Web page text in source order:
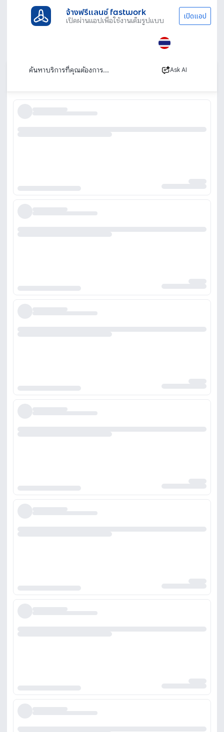
จ้างฟรีแลนซ์ fastwork
เปิดผ่านแอปเพื่อใช้งานเต็มรูปแบบ เปิดแอป
Ask AI
ที่ปรึกษาวิทยานิพนธ์ ที่ปรึกษางานวิจัย
เรียงตาม